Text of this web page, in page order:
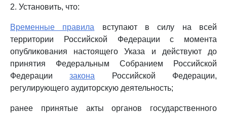
2. Установить, что:
Временные правила вступают в силу на всей
территории Российской Федерации с момента
опубликования настоящего Указа и действуют до
принятия Федеральным Собранием Российской
Федерациизакона Российской Федерации,
регулирующего аудиторскую деятельность;
ранее принятые акты органов государственного